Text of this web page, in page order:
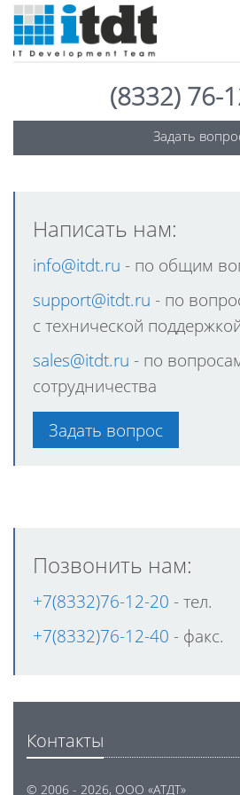
(8332) 76-
Задать
Написать нам:
info@itdt.ru - по общим
support@itdt.ru - по
с технической
sales@itdt.ru - по
сотрудничества
Задать вопрос
Позвонить нам:
+7(8332)76-12-20 - тел.
+7(8332)76-12-40 - факс.
Контакты
© 2006 - 2026, ООО «АТДТ»